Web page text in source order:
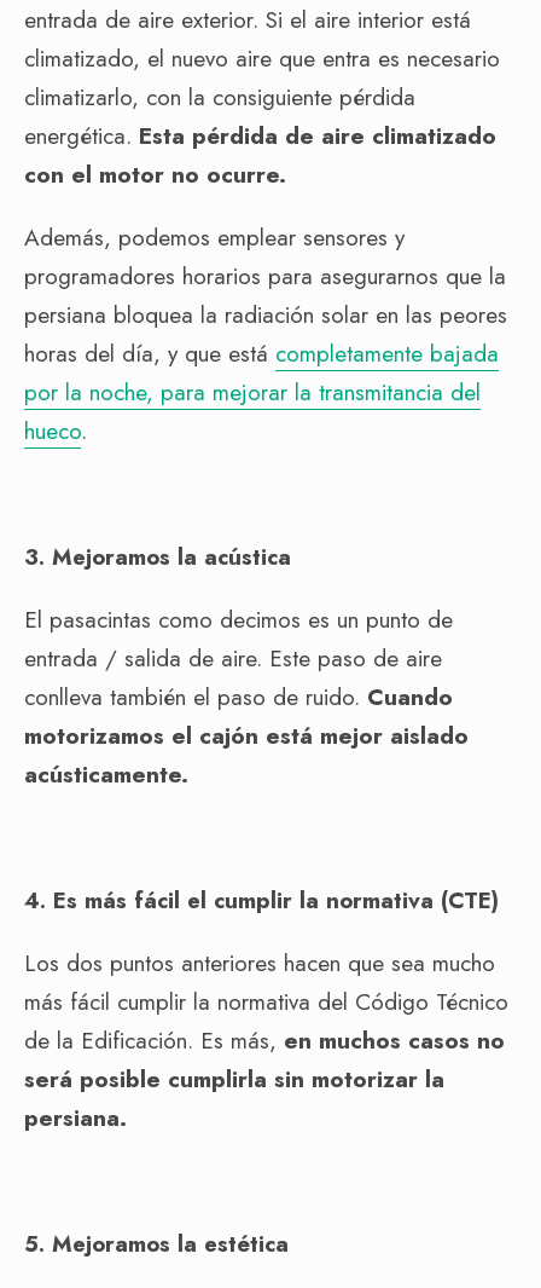
entrada de aire exterior. Si el aire interior está
climatizado, el nuevo aire que entra es necesario
climatizarlo, con la consiguiente pérdida
energética. Esta pérdida de aire climatizado
con el motor no ocurre.
Además, podemos emplear sensores y
programadores horarios para asegurarnos que la
persiana bloquea la radiación solar en las peores
horas del día, y que está completamente bajada
por la noche, para mejorar la transmitancia del
hueco.
3. Mejoramos la acústica
El pasacintas como decimos es un punto de
entrada / salida de aire. Este paso de aire
conlleva también el paso de ruido. Cuando
motorizamos el cajón está mejor aislado
acústicamente.
4. Es más fácil el cumplir la normativa (CTE)
Los dos puntos anteriores hacen que sea mucho
más fácil cumplir la normativa del Código Técnico
de la Edificación. Es más, en muchos casos no
será posible cumplirla sin motorizar la
persiana.
5. Mejoramos la estética